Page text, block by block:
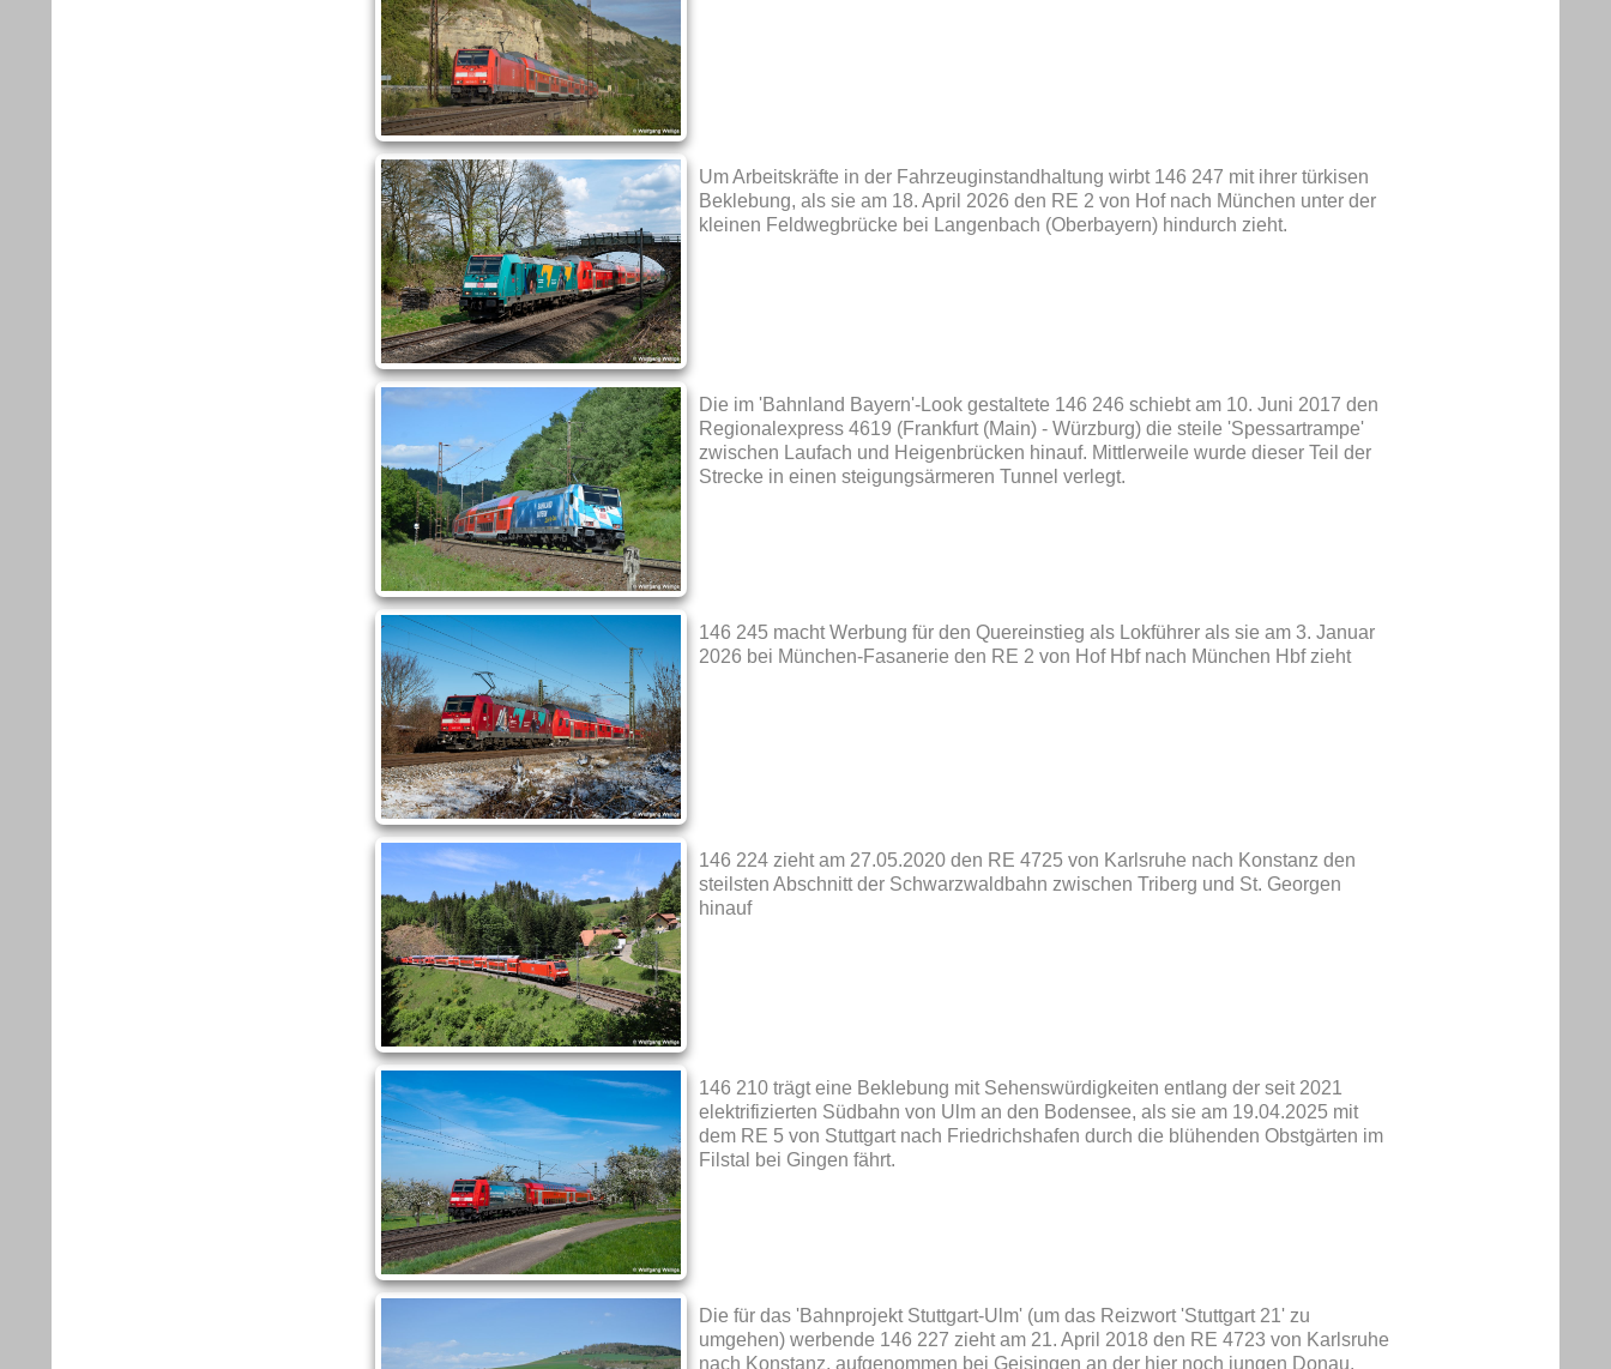
Um Arbeitskräfte in der Fahrzeuginstandhaltung wirbt 146 247 mit ihrer türkisen
Beklebung, als sie am 18. April 2026 den RE 2 von Hof nach München unter der
kleinen Feldwegbrücke bei Langenbach (Oberbayern) hindurch zieht.
Die im 'Bahnland Bayern'-Look gestaltete 146 246 schiebt am 10. Juni 2017 den
Regionalexpress 4619 (Frankfurt (Main) - Würzburg) die steile 'Spessartrampe'
zwischen Laufach und Heigenbrücken hinauf. Mittlerweile wurde dieser Teil der
Strecke in einen steigungsärmeren Tunnel verlegt.
146 245 macht Werbung für den Quereinstieg als Lokführer als sie am 3. Januar
2026 bei München-Fasanerie den RE 2 von Hof Hbf nach München Hbf zieht
146 224 zieht am 27.05.2020 den RE 4725 von Karlsruhe nach Konstanz den
steilsten Abschnitt der Schwarzwaldbahn zwischen Triberg und St. Georgen
hinauf
146 210 trägt eine Beklebung mit Sehenswürdigkeiten entlang der seit 2021
elektrifizierten Südbahn von Ulm an den Bodensee, als sie am 19.04.2025 mit
dem RE 5 von Stuttgart nach Friedrichshafen durch die blühenden Obstgärten im
Filstal bei Gingen fährt.
Die für das 'Bahnprojekt Stuttgart-Ulm' (um das Reizwort 'Stuttgart 21' zu
umgehen) werbende 146 227 zieht am 21. April 2018 den RE 4723 von Karlsruhe
nach Konstanz, aufgenommen bei Geisingen an der hier noch jungen Donau.